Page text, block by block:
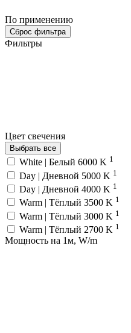
По применению
Сброс фильтра
Фильтры
Цвет свечения
Выбрать все
White | Белый 6000 K 1
Day | Дневной 5000 K 1
Day | Дневной 4000 K 1
Warm | Тёплый 3500 K 1
Warm | Тёплый 3000 K 1
Warm | Тёплый 2700 K 1
Мощность на 1м, W/m